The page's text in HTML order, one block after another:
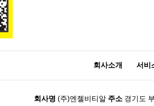
회사소개 서비
회사명 (주)엔젤비티알 주소 경기도